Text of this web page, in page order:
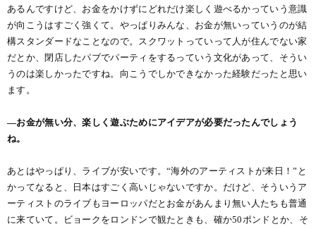
あるんですけど、お金をかけずにどれだけ楽しく遊べるかっていう意識
が向こうはすごく強くて。やっぱりみんな、お金が無いっていうのが結
構スタンダードなことなので。スクワットっていって人が住んでない家
だとか、閉店したパブでパーティをするっていう文化があって、そうい
うのは楽しかったですね。向こうでしかできなかった経験だったと思い
ます。
―お金が無い分、楽しく遊ぶためにアイデアが必要だったんでしょう
ね。
あとはやっぱり、ライブが安いです。“海外のアーティストが来日！”と
かってなると、日本はすごく高いじゃないですか。だけど、そういうア
ーティストのライブもヨーロッパだとお金があんまり無い人たちも普通
に来ていて。ビョークをロンドンで観たときも、確か50ポンドとか、そ